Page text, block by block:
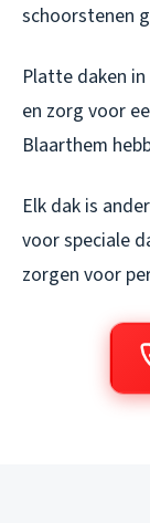
schoorstenen
Platte daken
en zorg voor
Blaarthem
Elk dak is
voor speciale
zorgen voor